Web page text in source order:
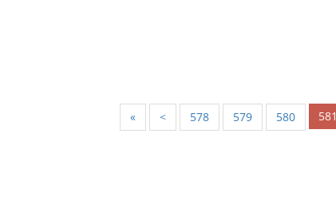
« < 578 579 580 581